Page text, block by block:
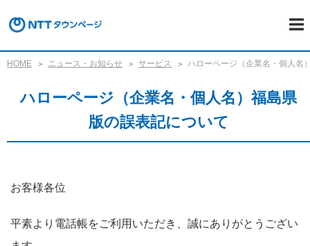
HOME ニュース・お知らせ サービス ハローページ（企業名・個人名
ハローページ（企業名・個人名）福島県
版の誤表記について
お客様各位
平素より電話帳をご利用いただき、誠にありがとうござい